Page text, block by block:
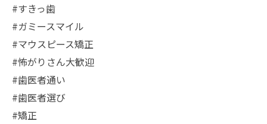
#すきっ歯
#ガミースマイル
#マウスピース矯正
#怖がりさん大歓迎
#歯医者通い
#歯医者選び
#矯正